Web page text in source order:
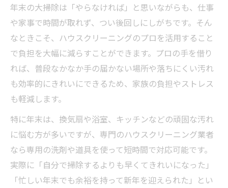
年末の大掃除は「やらなければ」と思いながらも、仕事
や家事で時間が取れず、つい後回しにしがちです。そん
なときこそ、ハウスクリーニングのプロを活用すること
で負担を大幅に減らすことができます。プロの手を借り
れば、普段なかなか手の届かない場所や落ちにくい汚れ
も効率的にきれいにできるため、家族の負担やストレス
も軽減します。
特に年末は、換気扇や浴室、キッチンなどの頑固な汚れ
に悩む方が多いですが、専門のハウスクリーニング業者
なら専用の洗剤や道具を使って短時間で対応可能です。
実際に「自分で掃除するよりも早くてきれいになった」
「忙しい年末でも余裕を持って新年を迎えられた」とい